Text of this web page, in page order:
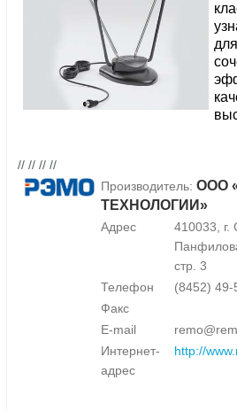
// // // //
Производитель: ООО
ТЕХНОЛОГИИ»
Адрес
410033, г.
стр. 3
Телефон
(8452) 49-
Факс
E-mail
Интернет-
адрес
http://